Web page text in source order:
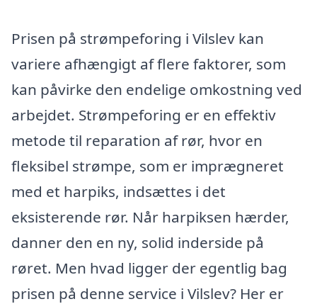
Prisen på strømpeforing i Vilslev kan
variere afhængigt af flere faktorer, som
kan påvirke den endelige omkostning ved
arbejdet. Strømpeforing er en effektiv
metode til reparation af rør, hvor en
fleksibel strømpe, som er imprægneret
med et harpiks, indsættes i det
eksisterende rør. Når harpiksen hærder,
danner den en ny, solid inderside på
røret. Men hvad ligger der egentlig bag
prisen på denne service i Vilslev? Her er